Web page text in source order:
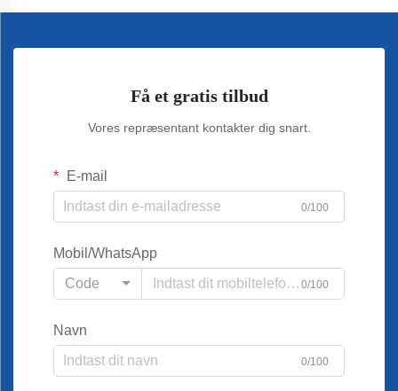
Få et gratis tilbud
Vores repræsentant kontakter dig snart.
E-mail
0/100
Mobil/WhatsApp
Code
0/100
Navn
0/100